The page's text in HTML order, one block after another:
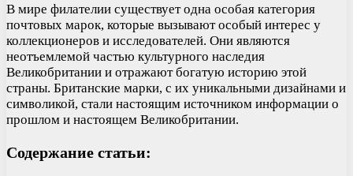
В мире филателии существует одна особая категория
почтовых марок, которые вызывают особый интерес у
коллекционеров и исследователей. Они являются
неотъемлемой частью культурного наследия
Великобритании и отражают богатую историю этой
страны. Британские марки, с их уникальными дизайнами и
символикой, стали настоящим источником информации о
прошлом и настоящем Великобритании.
Содержание статьи: